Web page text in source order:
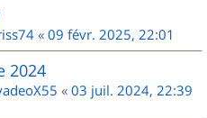
« 09 févr. 2025, 22:01
2024
« 03 juil. 2024, 22:39